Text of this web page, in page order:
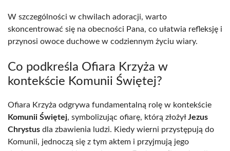
W szczególności w chwilach adoracji, warto
skoncentrować się na obecności Pana, co ułatwia refleksję i
przynosi owoce duchowe w codziennym życiu wiary.
Co podkreśla Ofiara Krzyża w
kontekście Komunii Świętej?
Ofiara Krzyża odgrywa fundamentalną rolę w kontekście
Komunii Świętej, symbolizując ofiarę, którą złożyłJezus
Chrystus dla zbawienia ludzi. Kiedy wierni przystępują do
Komunii, jednoczą się z tym aktem i przyjmują jego